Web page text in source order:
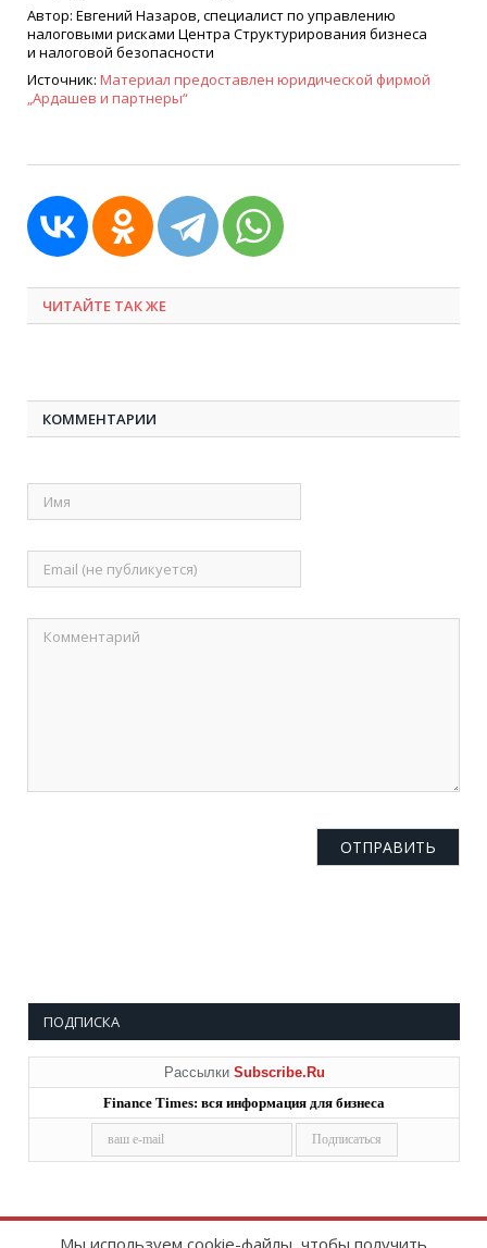
Автор: Евгений Назаров, специалист по управлению
налоговыми рисками Центра Структурирования бизнеса
и налоговой безопасности
Источник: Материал предоставлен юридической фирмой
„Ардашев и партнеры“
ЧИТАЙТЕ ТАК ЖЕ
КОММЕНТАРИИ
ПОДПИСКА
Рассылки Subscribe.Ru
Finance Times: вся информация для бизнеса
Мы используем cookie-файлы, чтобы получить